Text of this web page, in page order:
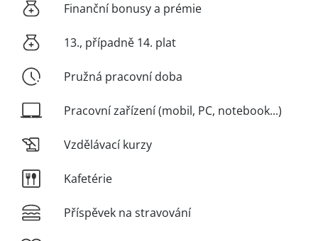
Finanční bonusy a prémie
13., případně 14. plat
Pružná pracovní doba
Pracovní zařízení (mobil, PC, notebook...)
Vzdělávací kurzy
Kafetérie
Příspěvek na stravování